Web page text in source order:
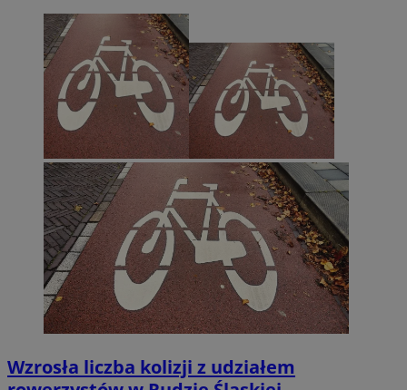
Wzrosła liczba kolizji z udziałem